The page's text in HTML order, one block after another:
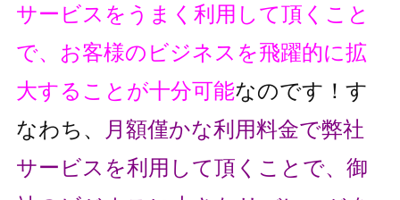
サービスをうまく利用して頂くこと
で、 お客様のビジネスを飛躍的に拡
大することが十分可能なのです！ す
なわち、
月額僅かな利用料金で弊社
サービスを利用して頂くことで、 御